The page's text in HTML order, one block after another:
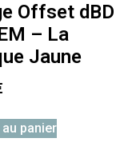
Offset dBD
– La
Jaune
panier